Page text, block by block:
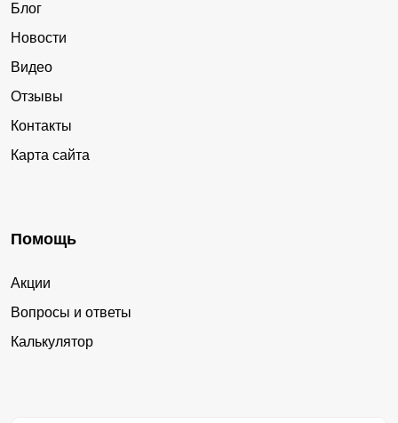
Блог
Новости
Видео
Отзывы
Контакты
Карта сайта
Помощь
Акции
Вопросы и ответы
Калькулятор